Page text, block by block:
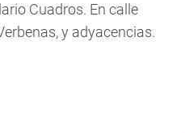
Cuadros. En calle
y adyacencias.